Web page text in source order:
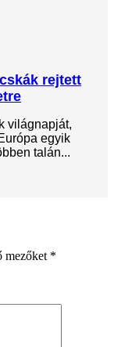
rejtett
világnapját,
egyik
talán...
mezőket *